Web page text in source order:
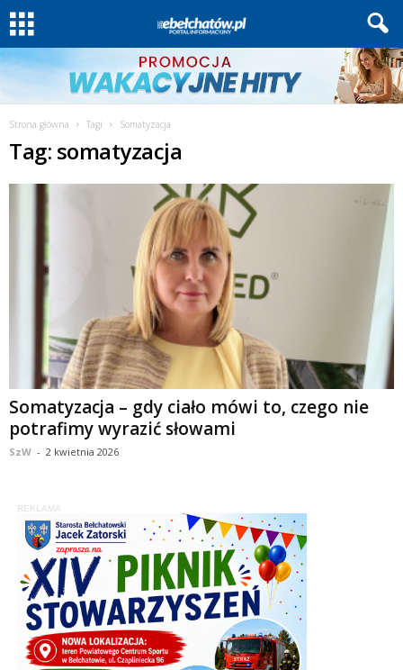
Strona główna Tagi Somatyzacja
Tag: somatyzacja
Somatyzacja – gdy ciało mówi to, czego nie
potrafimy wyrazić słowami
SzW - 2 kwietnia 2026
REKLAMA